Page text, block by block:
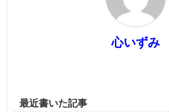
心いずみ
最近書いた記事